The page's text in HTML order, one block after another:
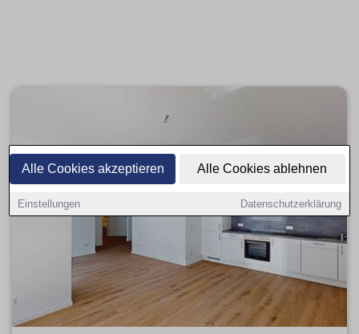
Alle Cookies akzeptieren Alle Cookies ablehnen
Einstellungen Datenschutzerklärung